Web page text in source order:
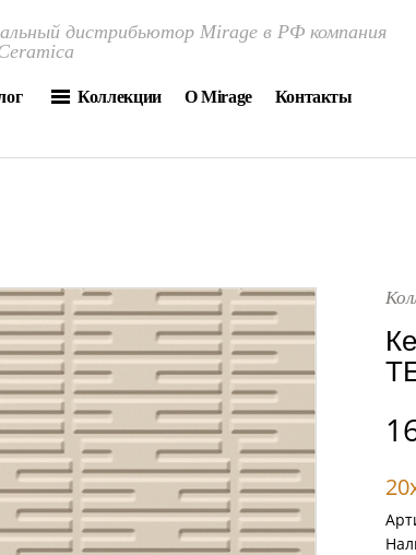
дистрибьютор Mirage в РФ компания
Коллекции О Mirage Контакты